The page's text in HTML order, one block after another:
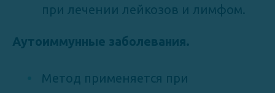
при лечении лейкозов и лимфом.
Аутоиммунные заболевания.
Метод применяется при